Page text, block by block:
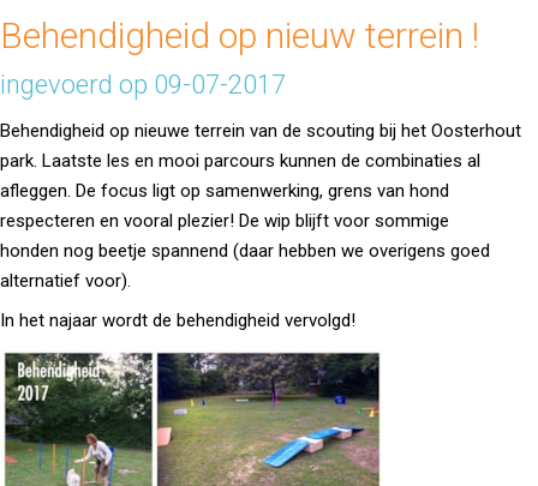
Behendigheid op nieuw terrein !
ingevoerd op 09-07-2017
Behendigheid op nieuwe terrein van de scouting bij het Oosterhout
park. Laatste les en mooi parcours kunnen de combinaties al
afleggen. De focus ligt op samenwerking, grens van hond
respecteren en vooral plezier! De wip blijft voor sommige
honden nog beetje spannend (daar hebben we overigens goed
alternatief voor).
In het najaar wordt de behendigheid vervolgd!